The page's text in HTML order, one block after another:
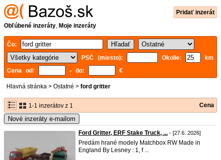
Pridať inzerát
Obľúbené inzeráty, Moje inzeráty
Čo:
PSČ (miesto):
Okolie:
km
Cena od:
- do: €
Hlavná stránka > Ostatné > ford gritter
1-1 inzerátov z 1 Cena
Nové inzeráty e-mailom
Ford Gritter, ERF Stake Truck, ... - [27.6. 2026]
Predám hrané modely Matchbox RW Made in
England By Lesney : 1, f ...